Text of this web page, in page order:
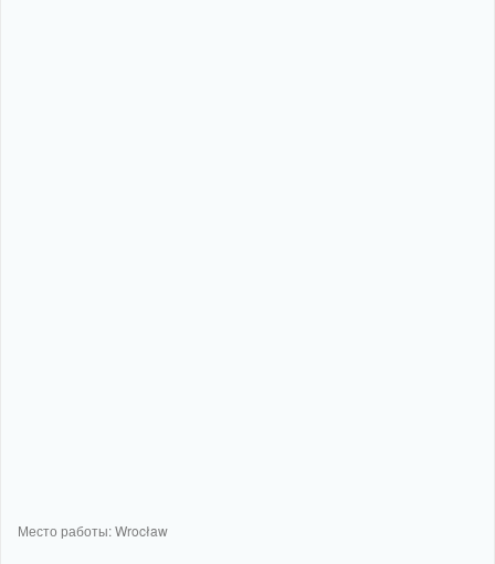
Место работы: Wrocław